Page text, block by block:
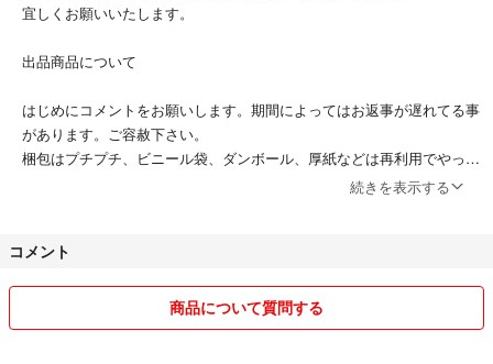
宜しくお願いいたします。
出品商品について
はじめにコメントをお願いします。期間によってはお返事が遅れてる事
があります。ご容赦下さい。
梱包はプチプチ、ビニール袋、ダンボール、厚紙などは再利用でやって
また、荷物の計量は自宅でしています。
ちろん足らなかった場合も請求は致しませんのでその旨ご理解下さい。
定形外普通郵便の場合、輸送途中での商品に破損.紛失の補償はござい
続きを表示する
コメント
商品について質問する